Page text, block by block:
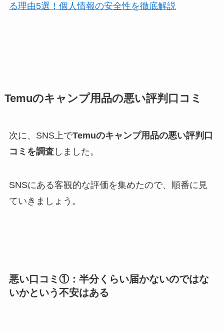
る理由5選！個人情報の安全性を徹底解説
Temuのキャンプ用品の悪い評判口コミ
次に、SNS上でTemuのキャンプ用品の悪い評判口
コミを調査しました。
SNSにある客観的な評価を集めたので、順番に見
ていきましょう。
悪い口コミ①：半分くらい届かないのではな
いかという不安はある